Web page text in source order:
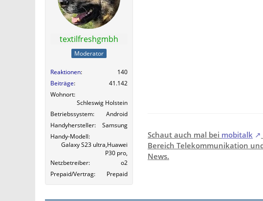
textilfreshgmbh
Moderator
Reaktionen
140
Beiträge
41.142
Wohnort
Schleswig Holstein
Betriebssystem
Android
Handyhersteller
Samsung
Handy-Modell
Galaxy S23 ultra,Huawei
P30 pro,
Netzbetreiber
o2
Prepaid/Vertrag
Prepaid
Schaut auch mal bei mobitalk
Bereich Telekommunikation
News.